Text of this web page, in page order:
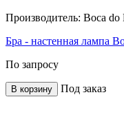
Производитель: Boca do
Бра - настенная лампа
По запросу
В корзину Под заказ